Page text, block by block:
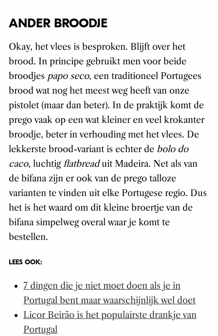
ANDER BROODJE
Okay, het vlees is besproken. Blijft over het
brood. In principe gebruikt men voor beide
broodjes papo seco, een traditioneel Portugees
brood wat nog het meest weg heeft van onze
pistolet (maar dan beter). In de praktijk komt de
prego vaak op een wat kleiner en veel krokanter
broodje, beter in verhouding met het vlees. De
lekkerste brood-variant is echter de bolo do
caco, luchtigflatbreaduit Madeira. Net als van
de bifana zijn er ook van de prego talloze
varianten te vinden uit elke Portugese regio. Dus
het is het waard om dit kleine broertje van de
bifana simpelweg overal waar je komt te
bestellen.
LEES OOK:
7 dingen die je niet moet doen als je in
Portugal bent maar waarschijnlijk wel doet
Licor Beirão is het populairste drankje van
Portugal